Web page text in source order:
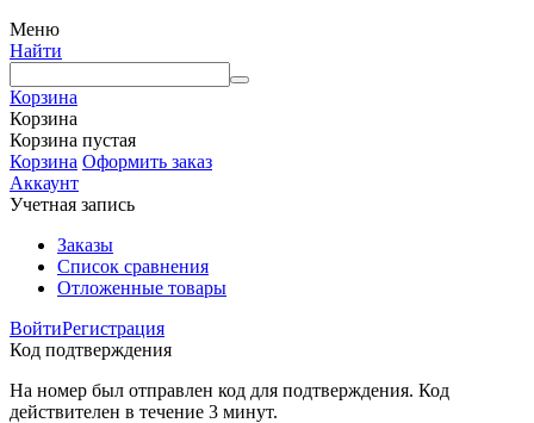
Меню
Найти
Корзина
Корзина
Корзина пустая
Корзина Оформить заказ
Аккаунт
Учетная запись
Заказы
Список сравнения
Отложенные товары
ВойтиРегистрация
Код подтверждения
На номер был отправлен код для подтверждения. Код
действителен в течение 3 минут.